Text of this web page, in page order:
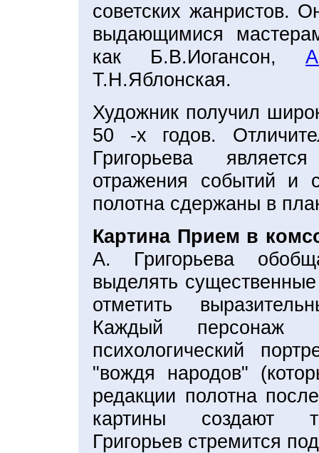
советских жанристов.
выдающимися
как Б.В.Иогансон,
Т.Н.Яблонская.
Художник получил
50 -х годов.
Григорьева
отражения событий и
полотна сдержаны в
Картина Прием в
А. Григорьева
выделять
отметить
Каждый
психологический
"вождя народов"
редакции полотна
картины создают
Григорьев стремится